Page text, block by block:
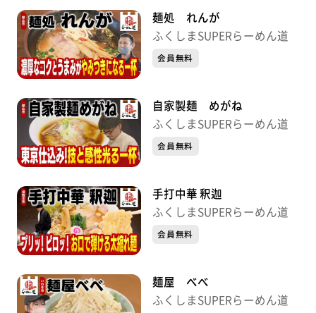
麺処 れんが
ふくしまSUPERらーめん道
会員無料
自家製麺 めがね
ふくしまSUPERらーめん道
会員無料
手打中華 釈迦
ふくしまSUPERらーめん道
会員無料
麺屋 べべ
ふくしまSUPERらーめん道